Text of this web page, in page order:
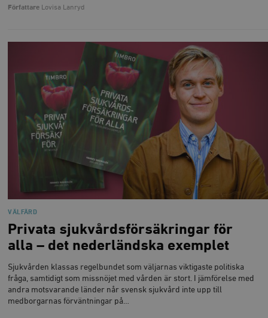
Författare Lovisa Lanryd
VÄLFÄRD
Privata sjukvårdsförsäkringar för
alla – det nederländska exemplet
Sjukvården klassas regelbundet som väljarnas viktigaste politiska
fråga, samtidigt som missnöjet med vården är stort. I jämförelse med
andra motsvarande länder når svensk sjukvård inte upp till
medborgarnas förväntningar på…